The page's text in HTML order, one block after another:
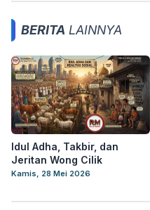
BERITA LAINNYA
Idul Adha, Takbir, dan
Jeritan Wong Cilik
Kamis, 28 Mei 2026